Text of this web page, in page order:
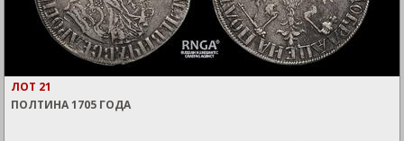
ЛОТ 21
ПОЛТИНА 1705 ГОДА